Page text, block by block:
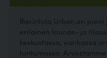
Ravintola Urban on
erilainen lounas- ja
keskustassa, vanhassa
tuntumassa. Arvostamme